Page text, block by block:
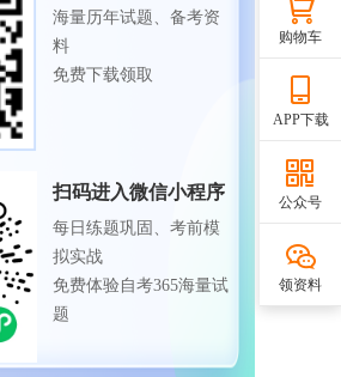
海量历年试题、备考资
料
免费下载领取
扫码进入微信小程序
每日练题巩固、考前模
拟实战
免费体验自考365海量试
题
购物车
APP下载
公众号
领资料